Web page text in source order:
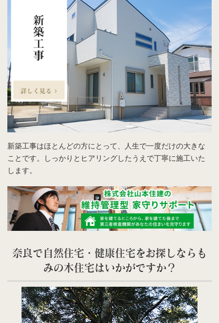
新築工事はほとんどの方にとって、人生で一度だけの大きな
ことです。しっかりとヒアリングしたうえで丁寧に施工いた
します。
奈良で自然住宅・健康住宅をお探しならも
みの木住宅はいかがですか？